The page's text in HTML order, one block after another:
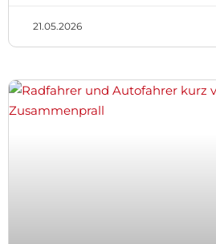
21.05.2026